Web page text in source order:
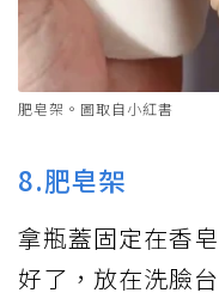
肥皂架。圖取自小紅書
8.肥皂架
拿瓶蓋固定在香
好了，放在洗臉